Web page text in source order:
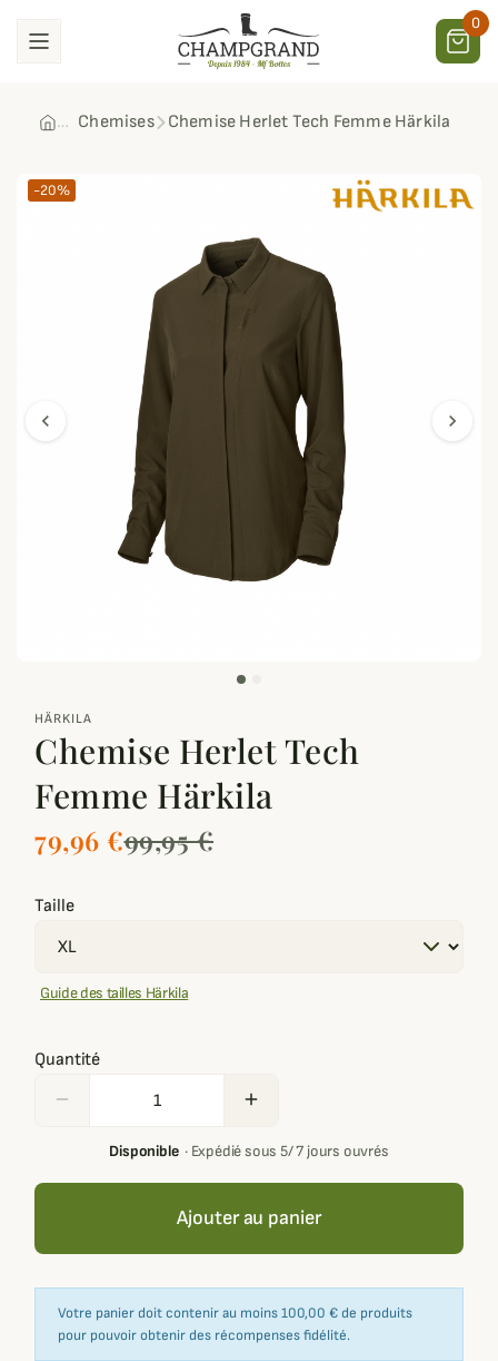
0
Chemises Chemise Herlet Tech Femme Härkila
chevron_left
zoom_out_map
chevron_right
-20%
HÄRKILA
Chemise Herlet Tech
Femme Härkila
79,96 €99,95 €
Taille
Guide des tailles Härkila
Quantité
remove add
Disponible· Expédié sous 5/ 7 jours ouvrés
Ajouter au panier
Votre panier doit contenir au moins 100,00 € de produits
pour pouvoir obtenir des récompenses fidélité.